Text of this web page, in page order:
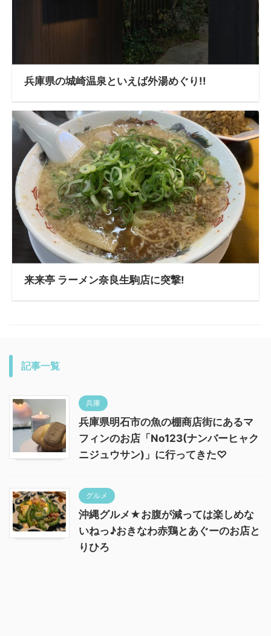
兵庫県の城崎温泉といえば外湯めぐり!!
来来亭 ラーメン奈良生駒店に突撃!
記事一覧
兵庫
兵庫県明石市の魚の棚商店街にあるマ
フィンのお店「No123(ナンバーヒャク
ニジュウサン)」に行ってきた♡
グルメ
沖縄グルメ★お腹が減っては楽しめな
いねっ♪おきなわ赤鶏とあぐーのお店と
りひろ